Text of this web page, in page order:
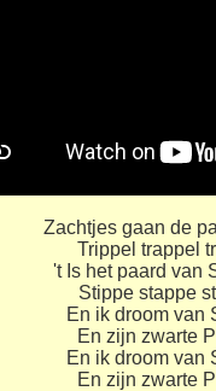
Zachtjes gaan de
Trippel trappel
't Is het paard van
Stippe stappe
En ik droom van
En zijn zwarte
En ik droom van
En zijn zwarte